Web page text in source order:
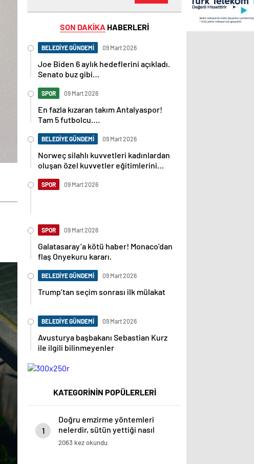
SON DAKİKA HABERLERİ
BELEDİYE GÜNDEMİ 09 Mart 2026
Joe Biden 6 aylık hedeflerini açıkladı.
Senato buz gibi…
SPOR 09 Mart 2026
En fazla kızaran takım Antalyaspor!
Tam 5 futbolcu….
BELEDİYE GÜNDEMİ 09 Mart 2026
Norweç silahlı kuvvetleri kadınlardan
oluşan özel kuvvetler eğitimlerini
SPOR 09 Mart 2026
SPOR 09 Mart 2026
Galatasaray’a kötü haber! Monaco’dan
flaş Onyekuru kararı.
BELEDİYE GÜNDEMİ 09 Mart 2026
Trump’tan seçim sonrası ilk mülakat
BELEDİYE GÜNDEMİ 09 Mart 2026
Avusturya başbakanı Sebastian Kurz
ile ilgili bilinmeyenler
KATEGORİNİN POPÜLERLERİ
1
Doğru emzirme yöntemleri
nelerdir, sütün yettiği nasıl
anlaşılır?
2063 kez okundu